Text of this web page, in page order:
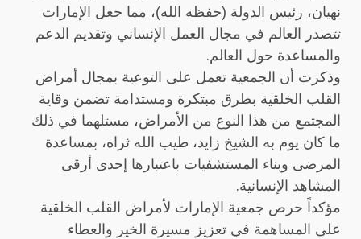
نهيان، رئيس الدولة (حفظه الله)، مما جعل الإمارات
تتصدر العالم في مجال العمل الإنساني وتقديم الدعم
والمساعدة حول العالم.
وذكرت أن الجمعية تعمل على التوعية بمجال أمراض
القلب الخلقية بطرق مبتكرة ومستدامة تضمن وقاية
المجتمع من هذا النوع من الأمراض، مستلهما في ذلك
ما كان يوم به الشيخ زايد، طيب الله ثراه، بمساعدة
المرضى وبناء المستشفيات باعتبارها إحدى أرقى
المشاهد الإنسانية.
مؤكداً حرص جمعية الإمارات لأمراض القلب الخلقية
على المساهمة في تعزيز مسيرة الخير والعطاء